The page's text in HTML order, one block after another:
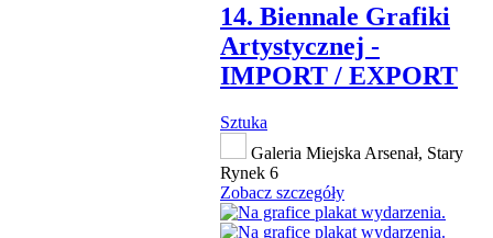
14. Biennale Grafiki
Artystycznej -
IMPORT / EXPORT
Sztuka
Galeria Miejska Arsenał, Stary
Rynek 6
Zobacz szczegóły